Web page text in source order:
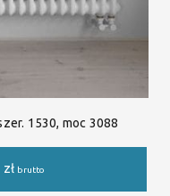
1530, moc 3088
zł brutto